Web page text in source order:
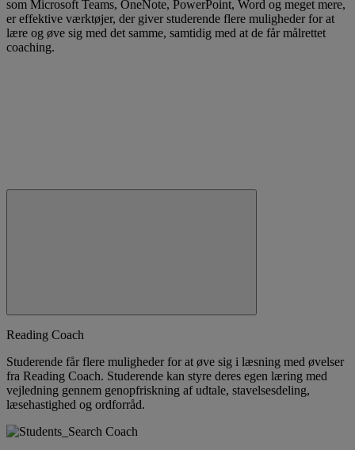
som Microsoft Teams, OneNote, PowerPoint, Word og meget mere,
er effektive værktøjer, der giver studerende flere muligheder for at
lære og øve sig med det samme, samtidig med at de får målrettet
coaching.
Reading Coach
Studerende får flere muligheder for at øve sig i læsning med øvelser
fra Reading Coach. Studerende kan styre deres egen læring med
vejledning gennem genopfriskning af udtale, stavelsesdeling,
læsehastighed og ordforråd.